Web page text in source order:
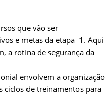
que vão ser
e metas da etapa 1. Aqui
a rotina de segurança da
envolvem a organização
ciclos de treinamentos para